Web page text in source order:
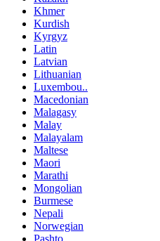
Khmer
Kurdish
Kyrgyz
Latin
Latvian
Lithuanian
Luxembou..
Macedonian
Malagasy
Malay
Malayalam
Maltese
Maori
Marathi
Mongolian
Burmese
Nepali
Norwegian